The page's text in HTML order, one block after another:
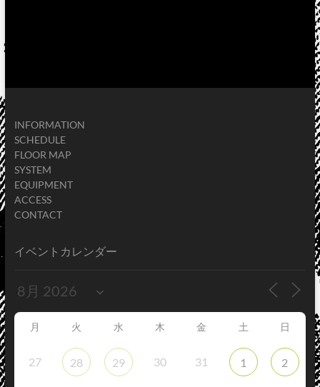
INFORMATION
SCHEDULE
FLOOR MAP
SYSTEM
EQUIPMENT
ACCESS
CONTACT
イベントカレンダー
月 火 水 木 金 土 日
27 28 29 30 31 1 2